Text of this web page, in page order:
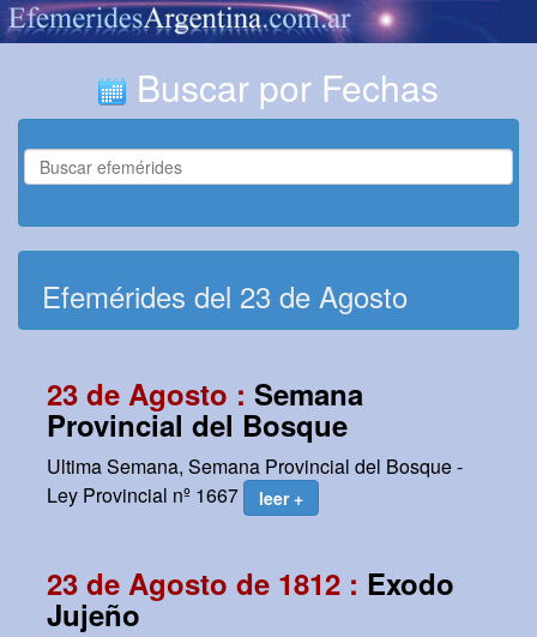
Buscar por Fechas
Efemérides del 23 de Agosto
23 de Agosto : Semana
Provincial del Bosque
Ultima Semana, Semana Provincial del Bosque -
Ley Provincial nº 1667
leer +
23 de Agosto de 1812 : Exodo
Jujeño